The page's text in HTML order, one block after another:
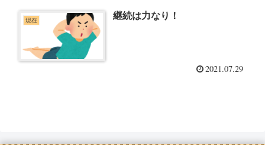
現在 継続は力なり！
2021.07.29